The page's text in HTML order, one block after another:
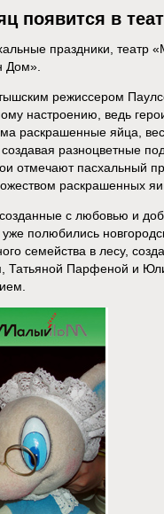
появится в
праздники, театр
Дом».
режиссером
настроению, ведь
раскрашенные яйца,
разноцветные
отмечают пасхальный
раскрашенных
с любовью и
полюбились
семейства в лесу,
Татьяной Парфеной и